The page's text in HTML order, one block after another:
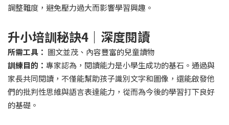
調整難度，避免壓力過大而影響學習興趣。
升小培訓秘訣4 ｜深度閱讀
所需工具： 圖文並茂、內容豐富的兒童讀物
訓練目的： 專家認為，閱讀能力是小學生成功的基石。通過與
家長共同閱讀，不僅能幫助孩子識別文字和圖像，還能啟發他
們的批判性思維與語言表達能力，從而為今後的學習打下良好
的基礎。